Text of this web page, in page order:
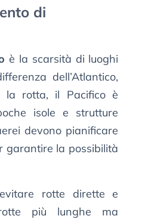
di
è la scarsità di luoghi
dell’Atlantico,
la rotta, il Pacifico è
isole e strutture
devono pianificare
garantire la possibilità
rotte dirette e
più lunghe ma